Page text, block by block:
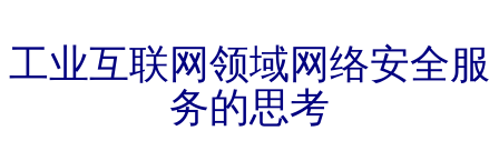
工业互联网领域网络安全服
务的思考